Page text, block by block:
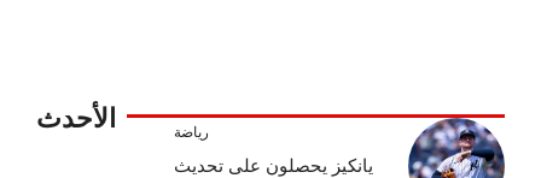
الأحدث رياضة
يانكيز يحصلون على تحديث